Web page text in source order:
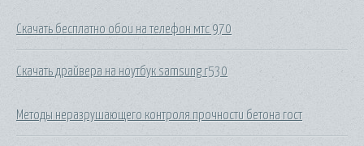
Скачать бесплатно обои на телефон мтс 970
Скачать драйвера на ноутбук samsung r530
Методы неразрушающего контроля прочности бетона гост